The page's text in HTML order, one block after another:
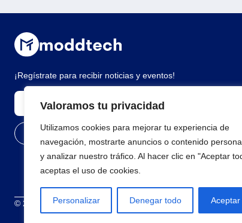
Valoramos tu privacidad
Utilizamos cookies para mejorar tu experiencia de
navegación, mostrarte anuncios o contenido
y analizar nuestro tráfico. Al hacer clic en "Aceptar
aceptas el uso de cookies.
Personalizar Denegar todo Aceptar
¡Regístrate para recibir noticias y eventos!
© 2026 Todos los derechos reservados Términos y